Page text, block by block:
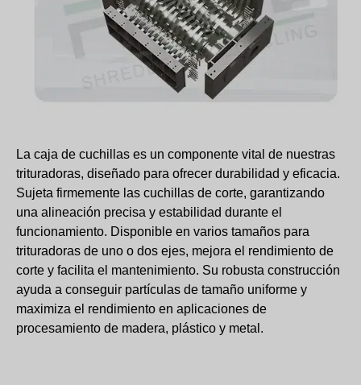
La caja de cuchillas es un componente vital de nuestras
trituradoras, diseñado para ofrecer durabilidad y eficacia.
Sujeta firmemente las cuchillas de corte, garantizando
una alineación precisa y estabilidad durante el
funcionamiento. Disponible en varios tamaños para
trituradoras de uno o dos ejes, mejora el rendimiento de
corte y facilita el mantenimiento. Su robusta construcción
ayuda a conseguir partículas de tamaño uniforme y
maximiza el rendimiento en aplicaciones de
procesamiento de madera, plástico y metal.